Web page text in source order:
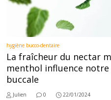
hygiène bucco-dentaire
La fraîcheur du nectar
menthol influence
buccale
Julien 0 22/01/2024